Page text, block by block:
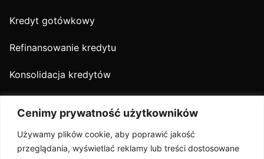
Cenimy prywatność użytkowników
Używamy plików cookie, aby poprawić jakość
przeglądania, wyświetlać reklamy lub treści dostosowane
Kredyt gotówkowy
Refinansowanie kredytu
Konsolidacja kredytów
O nas
Oferta